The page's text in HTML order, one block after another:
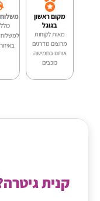
מקום ראשון
בגוגל
מאות לקוחות
מרוצים מדרגים
אותנו בחמישה
כוכבים
למשלוח
קנית